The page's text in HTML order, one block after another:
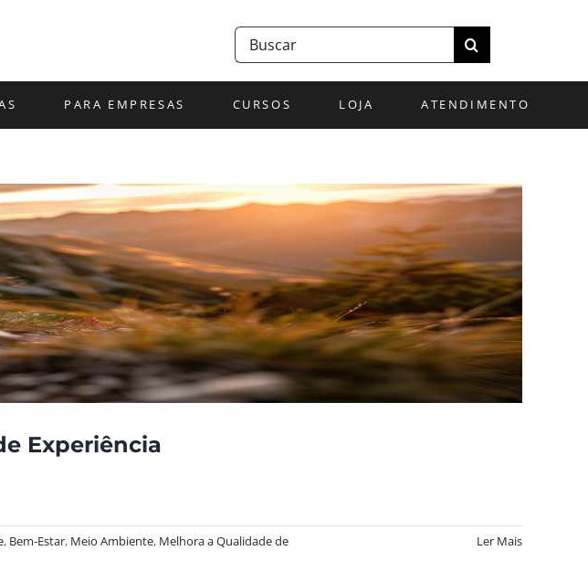
Buscar
resultados
PARA EMPRESAS CURSOS LOJA ATENDIMENTO
Experiência
, Bem-Estar, Meio Ambiente, Melhora a Qualidade de
Ler Mais